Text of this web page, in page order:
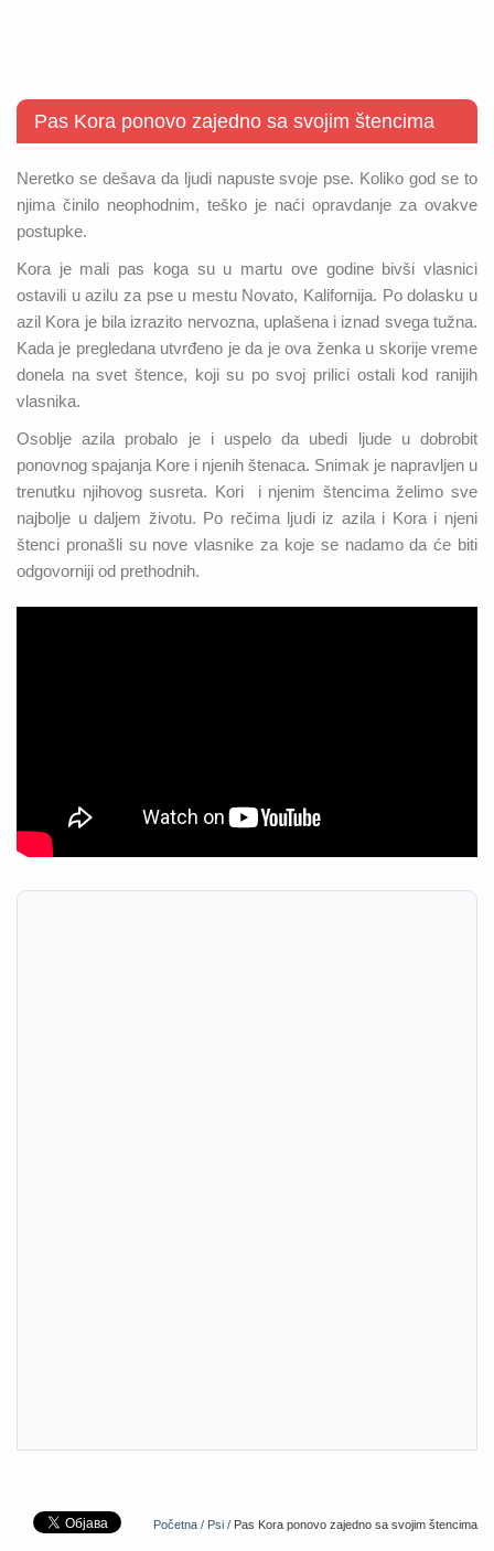
Pas Kora ponovo zajedno sa svojim štencima
Neretko se dešava da ljudi napuste svoje pse. Koliko god se to
njima činilo neophodnim, teško je naći opravdanje za ovakve
postupke.
Kora je mali pas koga su u martu ove godine bivši vlasnici
ostavili u azilu za pse u mestu Novato, Kalifornija. Po dolasku u
azil Kora je bila izrazito nervozna, uplašena i iznad svega tužna.
Kada je pregledana utvrđeno je da je ova ženka u skorije vreme
donela na svet štence, koji su po svoj prilici ostali kod ranijih
vlasnika.
Osoblje azila probalo je i uspelo da ubedi ljude u dobrobit
ponovnog spajanja Kore i njenih štenaca. Snimak je napravljen u
trenutku njihovog susreta. Kori i njenim štencima želimo sve
najbolje u daljem životu. Po rečima ljudi iz azila i Kora i njeni
štenci pronašli su nove vlasnike za koje se nadamo da će biti
odgovorniji od prethodnih.
Početna / Psi / Pas Kora ponovo zajedno sa svojim štencima